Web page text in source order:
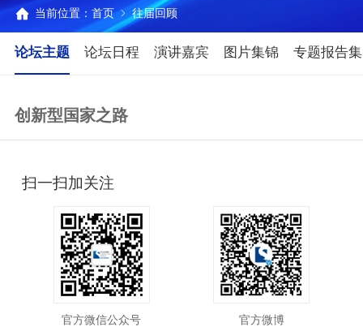
当前位置： 首页 往届回顾
论坛主题 论坛日程 演讲嘉宾 图片集锦 专题报告集
创新型国家之路
扫一扫加关注
官方微信公众号 官方微博